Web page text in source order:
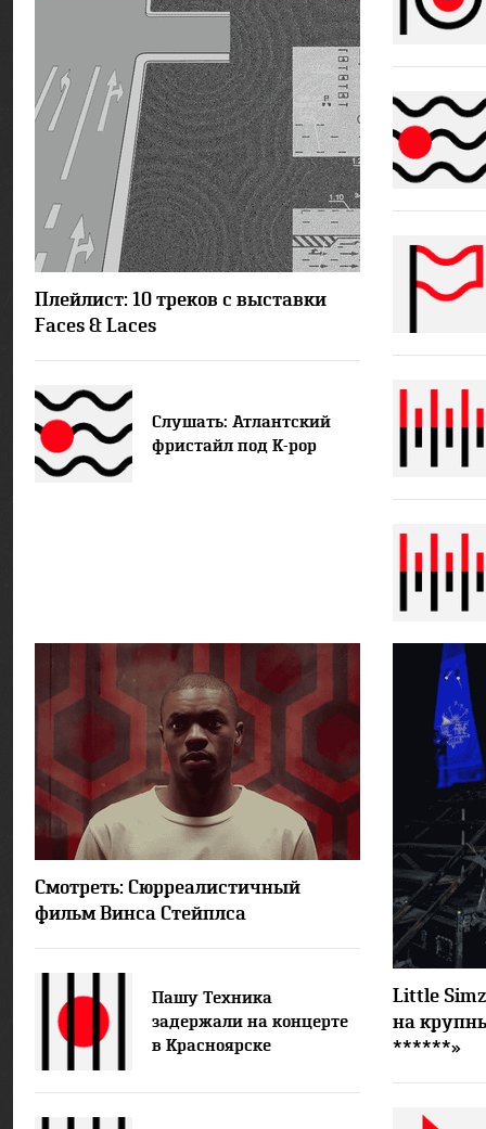
Плейлист: 10 треков с выставки
Faces & Laces
Слушать: Атлантский
фристайл под K-pop
Смотреть: Сюрреалистичный
фильм Винса Стейплса
Пашу Техника
задержали на концерте
в Красноярске
Little
на
******»